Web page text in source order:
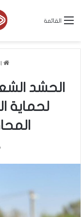
القائمة
الحشد
لحماية